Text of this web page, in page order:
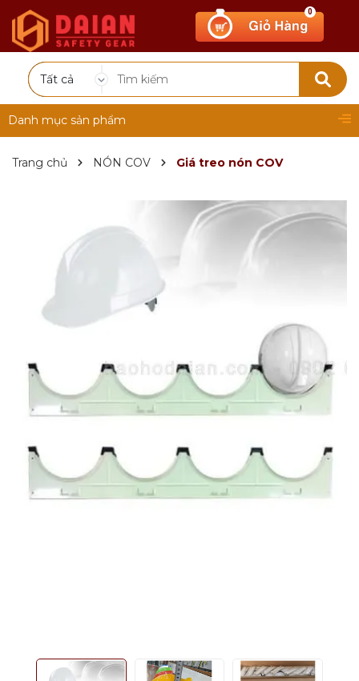
Tất cả
0
Danh mục sản phẩm
Trang chủ NÓN COV Giá treo nón COV